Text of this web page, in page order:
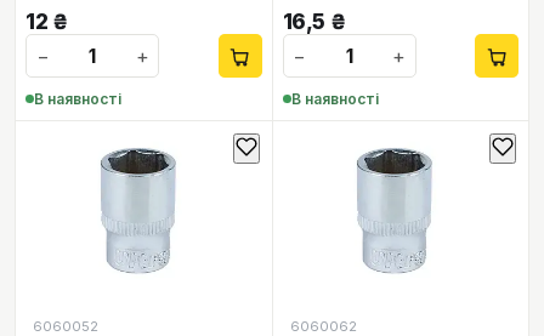
12 ₴
−
+
В наявності
16,5 ₴
−
+
В наявності
6060052 6060062